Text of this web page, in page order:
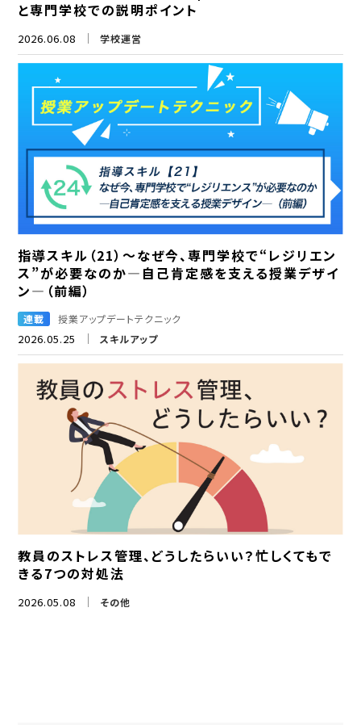
と専門学校での説明ポイント
2026.06.08 学校運営
指導スキル（21）～なぜ今、専門学校で“レジリエン
ス”が必要なのか―自己肯定感を支える授業デザイ
ン―（前編）
2026.05.25 スキルアップ
連載 授業アップデートテクニック
教員のストレス管理、どうしたらいい？忙しくてもで
きる7つの対処法
2026.05.08 その他